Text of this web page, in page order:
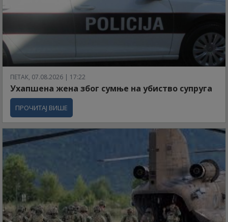
ПЕТАК, 07.08.2026 | 17:22
Ухапшена жена због сумње на убиство супруга
ПРОЧИТАЈ ВИШЕ